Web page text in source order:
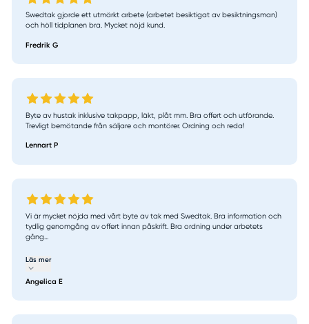
Swedtak gjorde ett utmärkt arbete (arbetet besiktigat av besiktningsman)
och höll tidplanen bra. Mycket nöjd kund.
Fredrik G
Byte av hustak inklusive takpapp, läkt, plåt mm. Bra offert och utförande.
Trevligt bemötande från säljare och montörer. Ordning och reda!
Lennart P
Vi är mycket nöjda med vårt byte av tak med Swedtak. Bra information och
tydlig genomgång av offert innan påskrift. Bra ordning under arbetets
gång...
Läs mer
Angelica E